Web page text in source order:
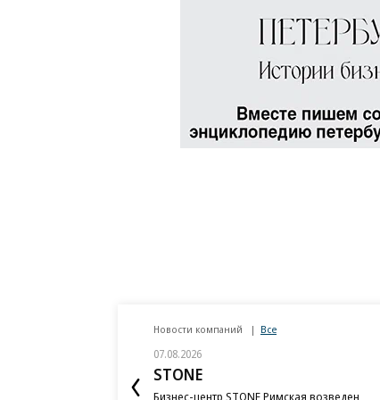
Новости компаний Все
07.08.2026
STONE
Бизнес-центр STONE Римская возведен